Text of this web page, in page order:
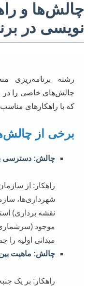
چالش‌ها و
نویسی در
رشته برنامه‌ریزی
چالش‌های خاصی را در
که با راهکارهای
برخی از
چالش: دسترسی
راهکار: از
شهرداری‌ها،
نقشه برداری)
موجود
میدانی اولیه را
چالش: ماهیت
راهکار: بر یک